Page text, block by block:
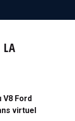
LA
V8 Ford
virtuel